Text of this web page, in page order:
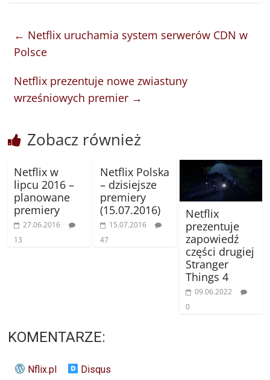
← Netflix uruchamia system serwerów CDN w
Polsce
Netflix prezentuje nowe zwiastuny
wrześniowych premier →
Zobacz również
Netflix w
lipcu 2016 –
planowane
premiery
27.06.2016
13
Netflix Polska
– dzisiejsze
premiery
(15.07.2016)
15.07.2016
47
Netflix
prezentuje
zapowiedź
części drugiej
Stranger
Things 4
09.06.2022
0
KOMENTARZE:
Nflix.pl Disqus